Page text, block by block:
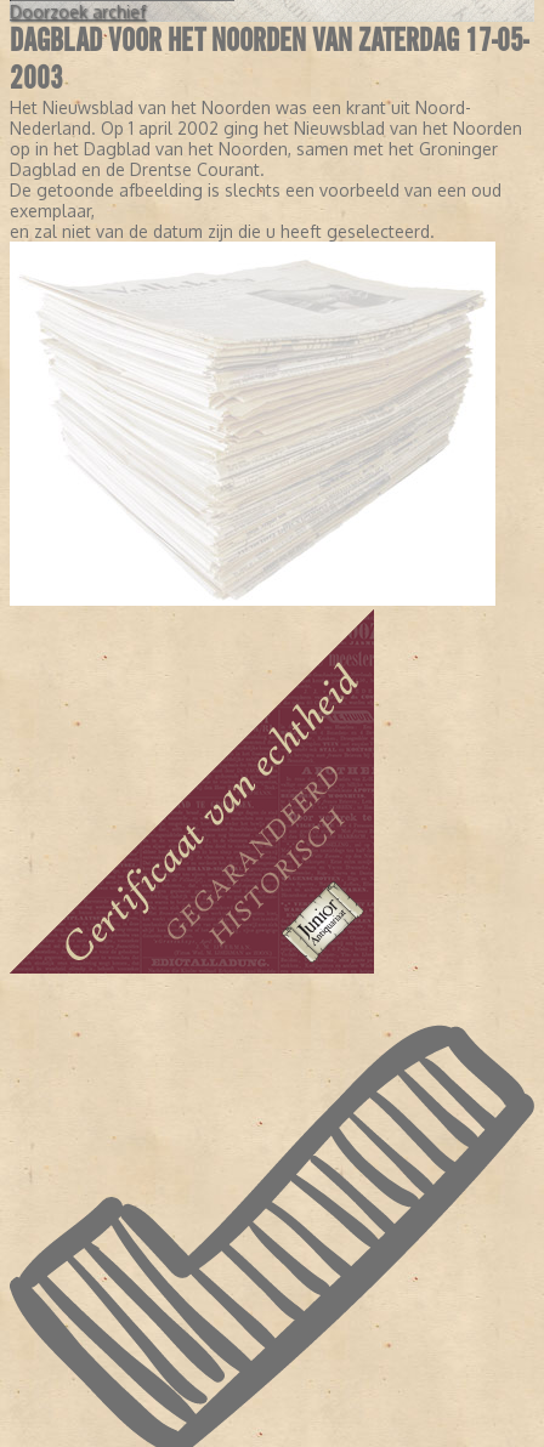
Doorzoek archief
DAGBLAD VOOR HET NOORDEN VAN ZATERDAG 17-05-
2003
Het Nieuwsblad van het Noorden was een krant uit Noord-
Nederland. Op 1 april 2002 ging het Nieuwsblad van het Noorden
op in het Dagblad van het Noorden, samen met het Groninger
Dagblad en de Drentse Courant.
De getoonde afbeelding is slechts een voorbeeld van een oud
exemplaar,
en zal niet van de datum zijn die u heeft geselecteerd.